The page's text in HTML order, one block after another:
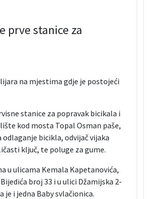
prve stanice za
na mjestima gdje je postojeći
stanice za popravak bicikala i
kod mosta Topal Osman paše,
bicikla, odvijač vijaka
ključ, te poluge za gume.
u ulicama Kemala Kapetanovića,
broj 33 i u ulici Džamijska 2-
i jedna Baby svlačionica.